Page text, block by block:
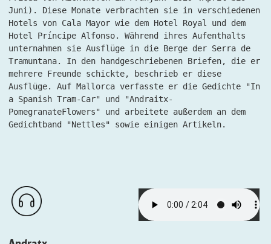
Juni). Diese Monate verbrachten sie in verschiedenen
Hotels von Cala Mayor wie dem Hotel Royal und dem
Hotel Príncipe Alfonso. Während ihres Aufenthalts
unternahmen sie Ausflüge in die Berge der Serra de
Tramuntana. In den handgeschriebenen Briefen, die er
mehrere Freunde schickte, beschrieb er diese
Ausflüge. Auf Mallorca verfasste er die Gedichte "In
a Spanish Tram-Car" und "Andraitx-
PomegranateFlowers" und arbeitete außerdem an dem
Gedichtband "Nettles" sowie einigen Artikeln.